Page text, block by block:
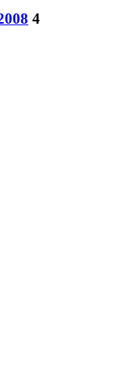
4